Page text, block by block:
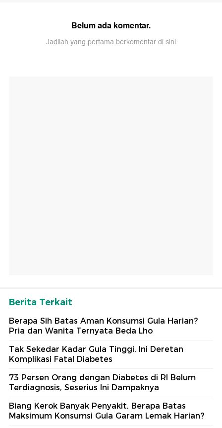
Belum ada komentar.
Jadilah yang pertama berkomentar di sini
Berita Terkait
Berapa Sih Batas Aman Konsumsi Gula Harian?
Pria dan Wanita Ternyata Beda Lho
Tak Sekedar Kadar Gula Tinggi, Ini Deretan
Komplikasi Fatal Diabetes
73 Persen Orang dengan Diabetes di RI Belum
Terdiagnosis, Seserius Ini Dampaknya
Biang Kerok Banyak Penyakit, Berapa Batas
Maksimum Konsumsi Gula Garam Lemak Harian?